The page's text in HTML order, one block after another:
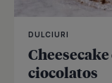
DULCIURI
ciocolatos